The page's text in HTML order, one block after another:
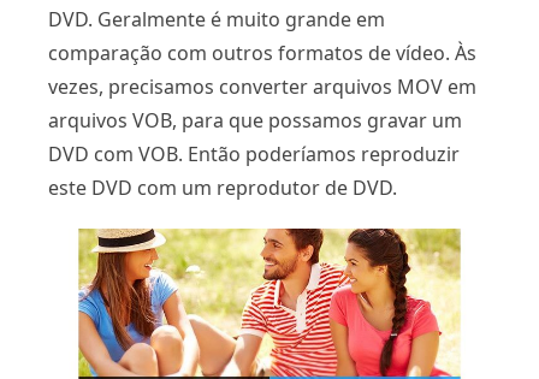
DVD. Geralmente é muito grande em
comparação com outros formatos de vídeo. Às
vezes, precisamos converter arquivos MOV em
arquivos VOB, para que possamos gravar um
DVD com VOB. Então poderíamos reproduzir
este DVD com um reprodutor de DVD.